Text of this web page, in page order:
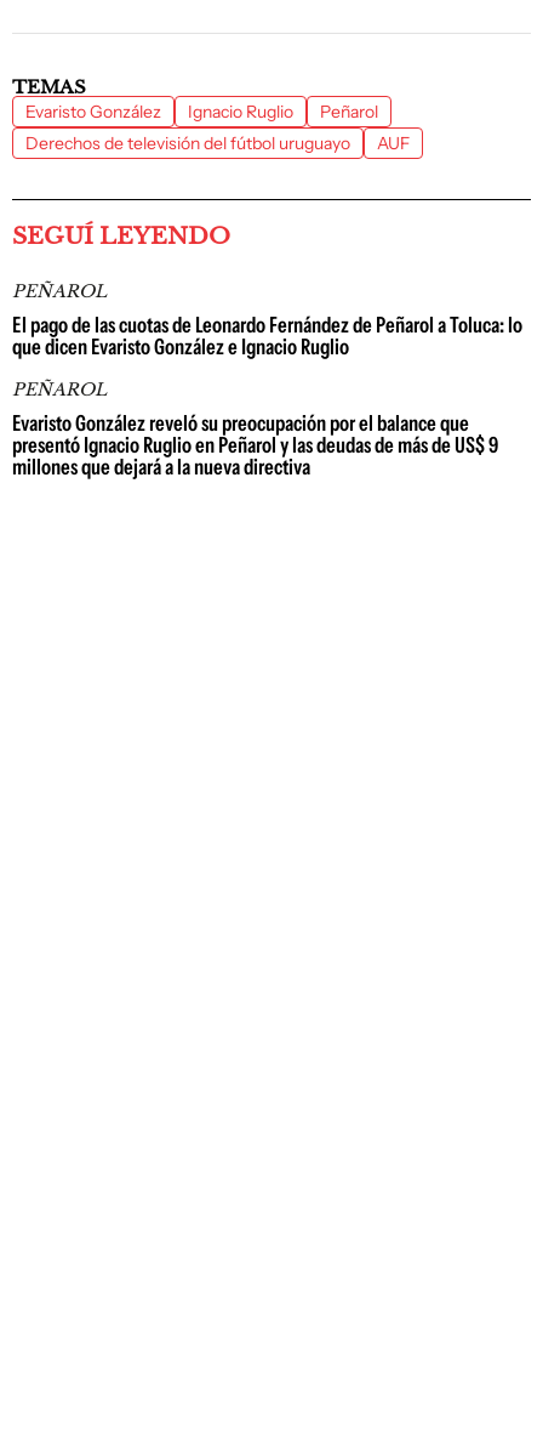
TEMAS
Evaristo González Ignacio Ruglio
Peñarol
Derechos de televisión del fútbol uruguayo
AUF
SEGUÍ LEYENDO
PEÑAROL
El pago de las cuotas de Leonardo Fernández de Peñarol a Toluca: lo
que dicen Evaristo González e Ignacio Ruglio
PEÑAROL
Evaristo González reveló su preocupación por el balance que
presentó Ignacio Ruglio en Peñarol y las deudas de más de US$ 9
millones que dejará a la nueva directiva